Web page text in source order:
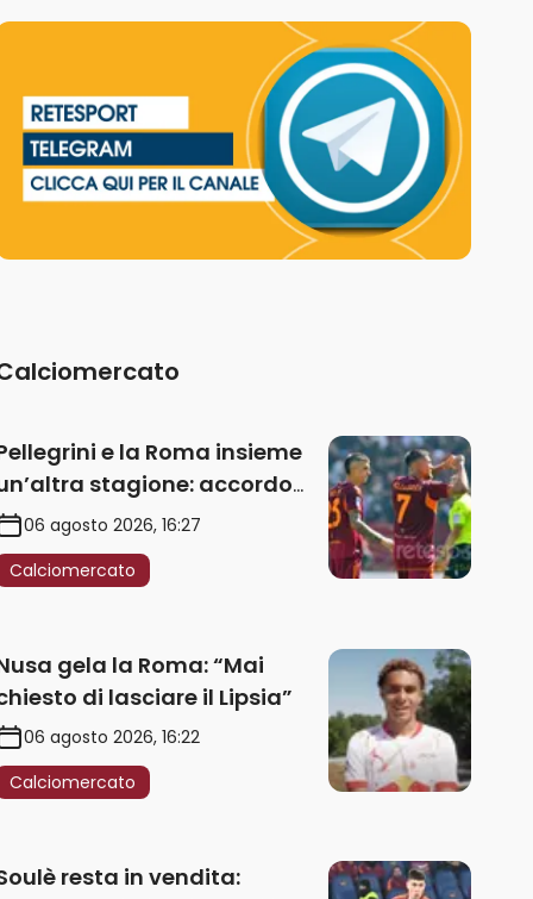
e la Roma insieme
stagione: accordo
rinnovo annuale
06 agosto 2026, 16:27
Calciomercato
gela la Roma: “Mai
di lasciare il Lipsia”
06 agosto 2026, 16:22
Calciomercato
resta in vendita: